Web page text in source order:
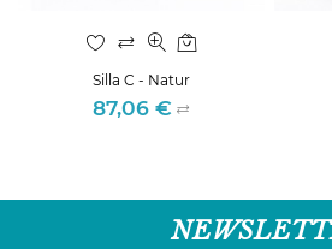
Silla C - Natur
Precio
87,06 €